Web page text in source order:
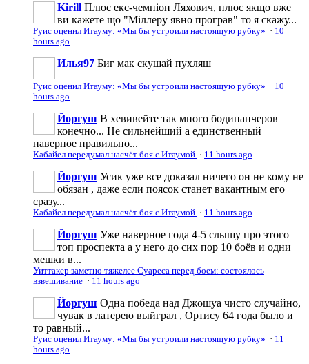
Kirill Плюс екс-чемпіон Ляхович, плюс якщо вже
ви кажете що "Міллеру явно програв" то я скажу...
Руис оценил Итауму: «Мы бы устроили настоящую рубку» · 10
hours ago
Илья97 Биг мак скушай пухляш
Руис оценил Итауму: «Мы бы устроили настоящую рубку» · 10
hours ago
Йоргуш В хевивейте так много бодипанчеров
конечно... Не сильнейший а единственный
наверное правильно...
Кабайел передумал насчёт боя с Итаумой · 11 hours ago
Йоргуш Усик уже все доказал ничего он не кому не
обязан , даже если поясок станет вакантным его
сразу...
Кабайел передумал насчёт боя с Итаумой · 11 hours ago
Йоргуш Уже наверное года 4-5 слышу про этого
топ проспекта а у него до сих пор 10 боёв и одни
мешки в...
Уиттакер заметно тяжелее Суареса перед боем: состоялось
взвешивание · 11 hours ago
Йоргуш Одна победа над Джошуа чисто случайно,
чувак в латерею выйграл , Ортису 64 года было и
то равный...
Руис оценил Итауму: «Мы бы устроили настоящую рубку» · 11
hours ago